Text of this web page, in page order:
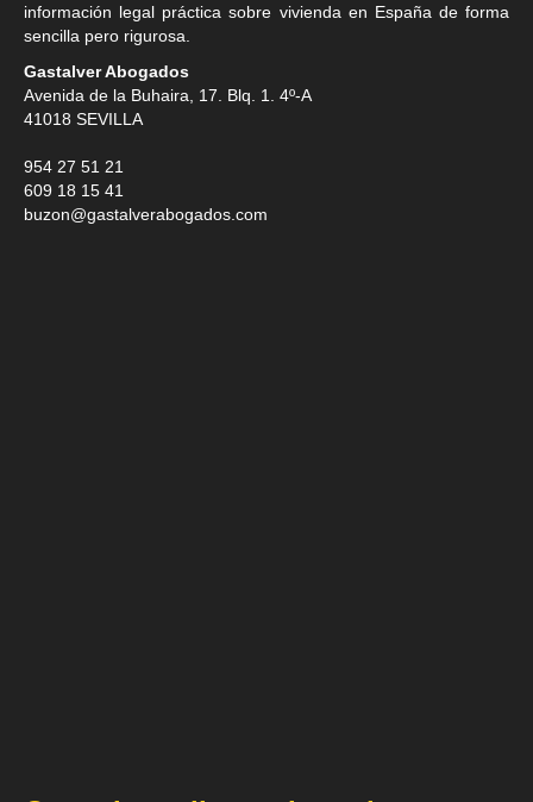
información legal práctica sobre vivienda en España de forma
sencilla pero rigurosa.
Gastalver Abogados
Avenida de la Buhaira, 17. Blq. 1. 4º-A
41018 SEVILLA
954 27 51 21
609 18 15 41
buzon@gastalverabogados.com